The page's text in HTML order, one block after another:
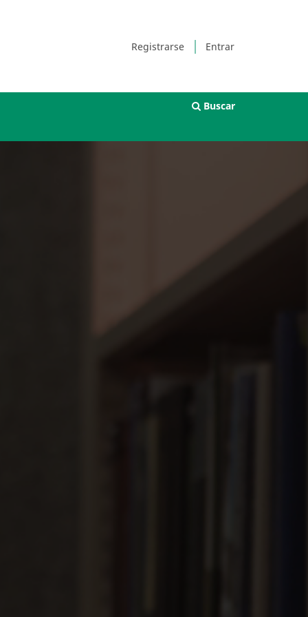
Registrarse Entrar
Buscar